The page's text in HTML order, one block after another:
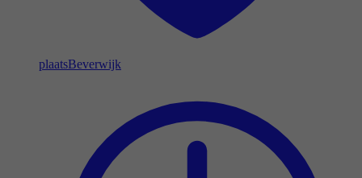
plaatsBeverwijk